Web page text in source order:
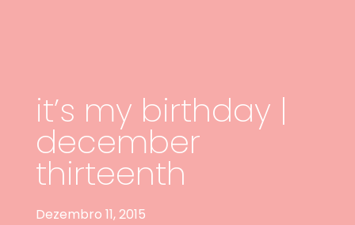
it’s my birthday |
december
thirteenth
Dezembro 11, 2015